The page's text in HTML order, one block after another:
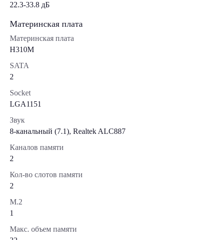
22.3-33.8 дБ
Материнская плата
Материнская плата
H310M
SATA
2
Socket
LGA1151
Звук
8-канальный (7.1), Realtek ALC887
Каналов памяти
2
Кол-во слотов памяти
2
М.2
1
Макс. объем памяти